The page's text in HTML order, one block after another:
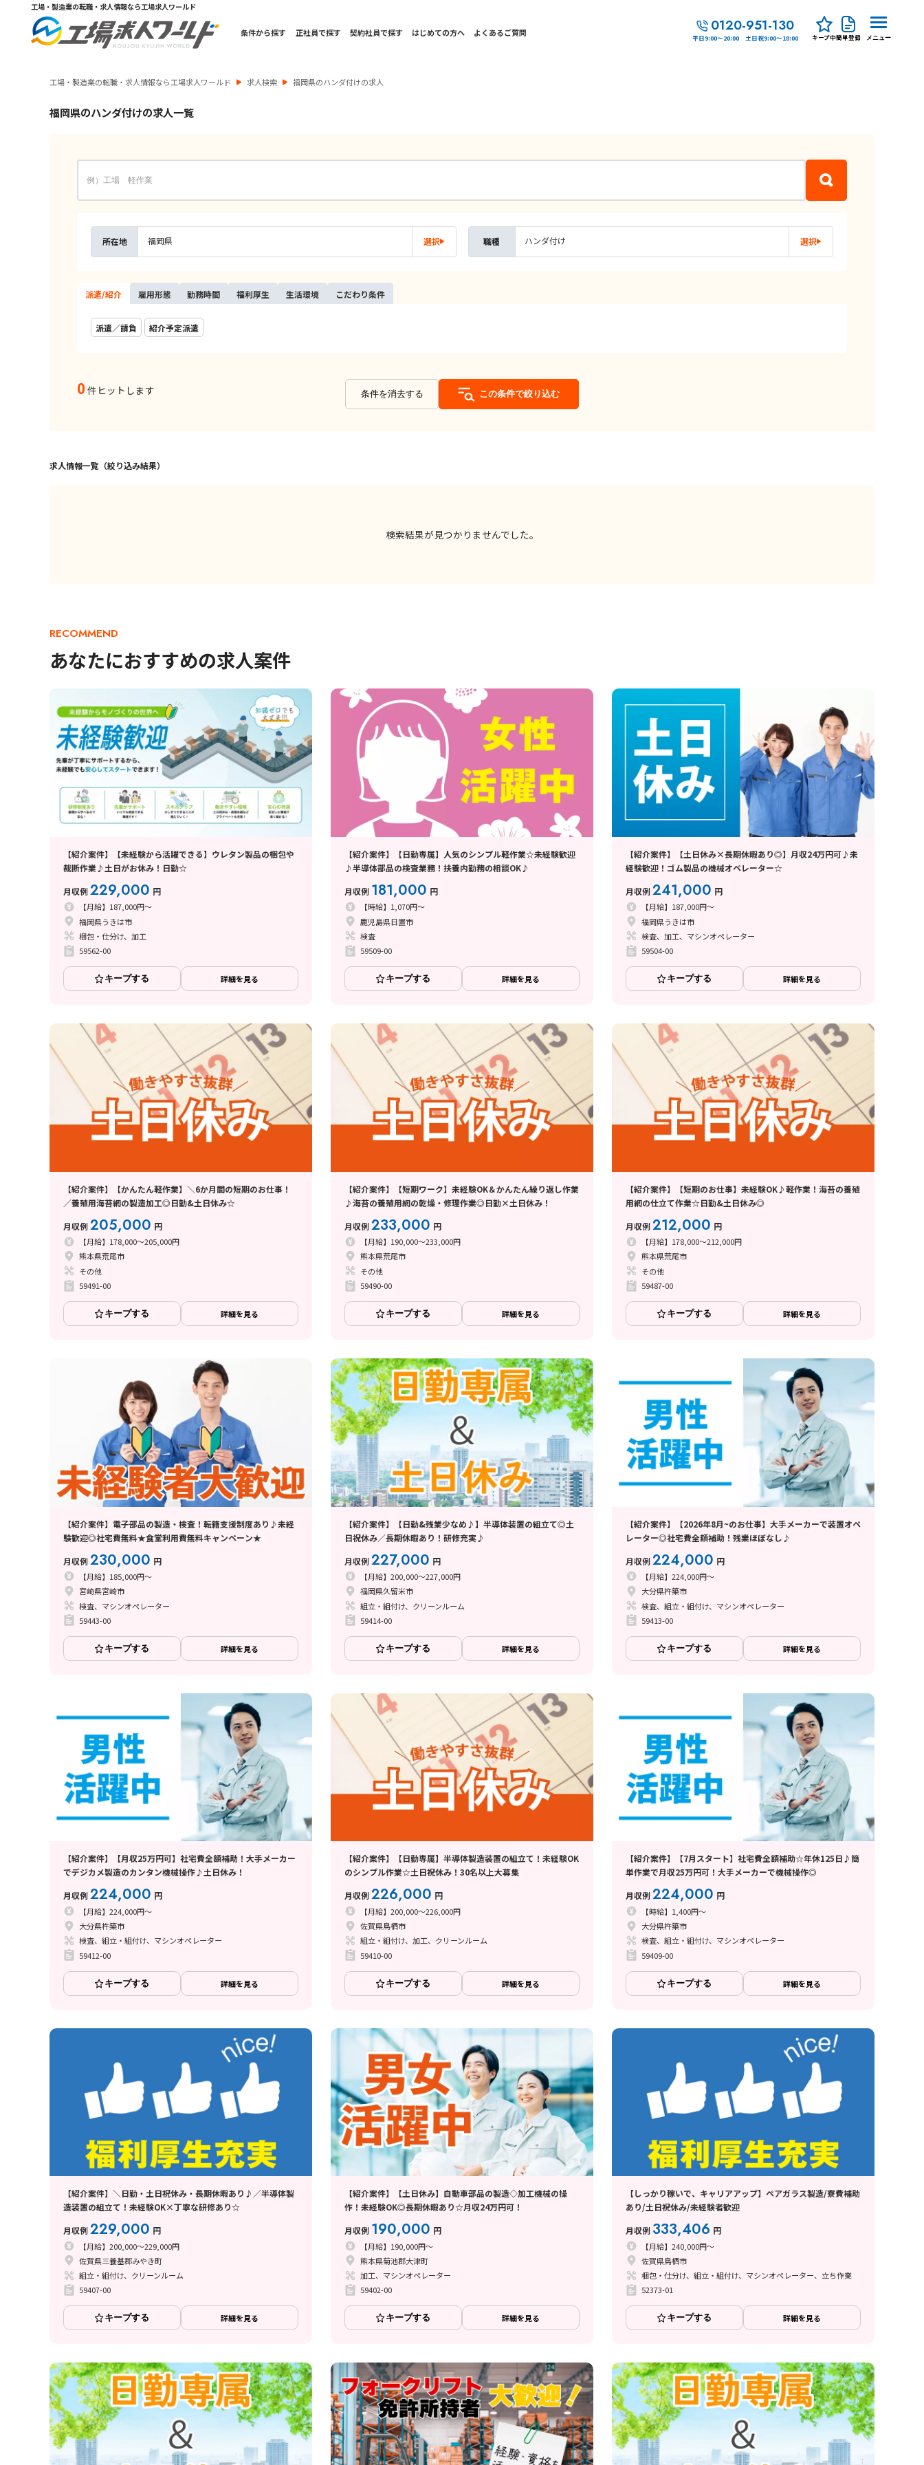
工場・製造業の転職・求人情報なら工場求人ワールド
条件から探す 正社員で探す 契約社員で探す はじめての方へ よくあるご質問 0120-951-130
平日9:00～20:00 土日祝9:00～18:00 キープ中簡単登録 メニュー
工場・製造業の転職・求人情報なら工場求人ワールド 求人検索 福岡県のハンダ付けの求人
福岡県のハンダ付けの求人一覧
所在地 福岡県 選択 職種 ハンダ付け 選択
派遣/紹介 雇用形態 勤務時間 福利厚生 生活環境 こだわり条件
派遣／請負 紹介予定派遣
0 件ヒットします 条件を消去する この条件で絞り込む
求人情報一覧（絞り込み結果）
検索結果が見つかりませんでした。
RECOMMEND
あなたにおすすめの求人案件
【紹介案件】【未経験から活躍できる】ウレタン製品の梱包や
裁断作業♪土日がお休み！日勤☆
月収例229,000 円
【月給】187,000円～
福岡県うきは市
梱包・仕分け、加工
59562-00
キープする 詳細を見る
【紹介案件】【日勤専属】人気のシンプル軽作業☆未経験歓迎
♪半導体部品の検査業務！扶養内勤務の相談OK♪
月収例 181,000 円
【時給】1,070円～
鹿児島県日置市
検査
59509-00
キープする 詳細を見る
【紹介案件】【土日休み×長期休暇あり◎】月収24万円可♪未
経験歓迎！ゴム製品の機械オペレーター☆
月収例241,000 円
【月給】187,000円～
福岡県うきは市
検査、加工、マシンオペレーター
59504-00
キープする 詳細を見る
【紹介案件】【かんたん軽作業】＼6か月間の短期のお仕事！
／養殖用海苔網の製造加工◎日勤&土日休み☆
月収例205,000 円
【月給】178,000～205,000円
熊本県荒尾市
その他
59491-00
キープする 詳細を見る
【紹介案件】【短期ワーク】未経験OK＆かんたん繰り返し作業
♪海苔の養殖用網の乾燥・修理作業◎日勤×土日休み！
月収例233,000 円
【月給】190,000～233,000円
熊本県荒尾市
その他
59490-00
キープする 詳細を見る
【紹介案件】【短期のお仕事】未経験OK♪軽作業！海苔の養殖
用網の仕立て作業☆日勤&土日休み◎
月収例212,000 円
【月給】178,000～212,000円
熊本県荒尾市
その他
59487-00
キープする 詳細を見る
【紹介案件】電子部品の製造・検査！転籍支援制度あり♪未経
験歓迎◎社宅費無料★食堂利用費無料キャンペーン★
月収例230,000 円
【月給】185,000円～
宮崎県宮崎市
検査、マシンオペレーター
59443-00
キープする 詳細を見る
【紹介案件】【日勤&残業少なめ♪】半導体装置の組立て◎土
日祝休み／長期休暇あり！研修充実♪
月収例227,000 円
【月給】200,000～227,000円
福岡県久留米市
組立・組付け、クリーンルーム
59414-00
キープする 詳細を見る
【紹介案件】【2026年8月~のお仕事】大手メーカーで装置オペ
レーター◎社宅費全額補助！残業ほぼなし♪
月収例224,000 円
【月給】224,000円～
大分県杵築市
検査、組立・組付け、マシンオペレーター
59413-00
キープする 詳細を見る
【紹介案件】【月収25万円可】社宅費全額補助！大手メーカー
でデジカメ製造のカンタン機械操作♪土日休み！
月収例224,000 円
【月給】224,000円～
大分県杵築市
検査、組立・組付け、マシンオペレーター
59412-00
キープする 詳細を見る
【紹介案件】【日勤専属】半導体製造装置の組立て！未経験OK
のシンプル作業☆土日祝休み！30名以上大募集
月収例226,000 円
【月給】200,000～226,000円
佐賀県鳥栖市
組立・組付け、加工、クリーンルーム
59410-00
キープする 詳細を見る
【紹介案件】【7月スタート】社宅費全額補助☆年休125日♪簡
単作業で月収25万円可！大手メーカーで機械操作◎
月収例224,000 円
【時給】1,400円～
大分県杵築市
検査、組立・組付け、マシンオペレーター
59409-00
キープする 詳細を見る
【紹介案件】＼日勤・土日祝休み・長期休暇あり♪／半導体製
造装置の組立て！未経験OK×丁寧な研修あり☆
月収例229,000 円
【月給】200,000～229,000円
佐賀県三養基郡みやき町
組立・組付け、クリーンルーム
59407-00
キープする 詳細を見る
【紹介案件】【土日休み】自動車部品の製造◇加工機械の操
作！未経験OK◎長期休暇あり☆月収24万円可！
月収例 190,000 円
【月給】190,000円～
熊本県菊池郡大津町
加工、マシンオペレーター
59402-00
キープする 詳細を見る
【しっかり稼いで、キャリアアップ】ペアガラス製造/寮費補助
あり/土日祝休み/未経験者歓迎
月収例 333,406 円
【月給】240,000円～
佐賀県鳥栖市
梱包・仕分け、組立・組付け、マシンオペレーター、立ち作業
52373-01
キープする 詳細を見る